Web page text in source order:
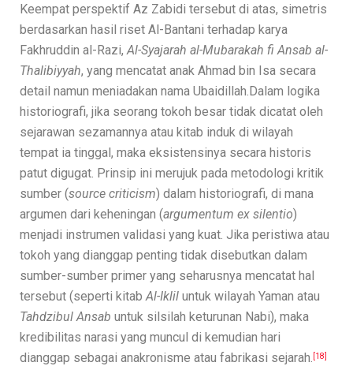
Keempat perspektif Az Zabidi tersebut di atas, simetris
berdasarkan hasil riset Al-Bantani terhadap karya
Fakhruddin al-Razi, Al-Syajarah al-Mubarakah fi Ansab al-
Thalibiyyah, yang mencatat anak Ahmad bin Isa secara
detail namun meniadakan nama Ubaidillah.Dalam logika
historiografi, jika seorang tokoh besar tidak dicatat oleh
sejarawan sezamannya atau kitab induk di wilayah
tempat ia tinggal, maka eksistensinya secara historis
patut digugat. Prinsip ini merujuk pada metodologi kritik
sumber (source criticism) dalam historiografi, di mana
argumen dari keheningan (argumentum ex silentio)
menjadi instrumen validasi yang kuat. Jika peristiwa atau
tokoh yang dianggap penting tidak disebutkan dalam
sumber-sumber primer yang seharusnya mencatat hal
tersebut (seperti kitab Al-Iklil untuk wilayah Yaman atau
Tahdzibul Ansab untuk silsilah keturunan Nabi), maka
kredibilitas narasi yang muncul di kemudian hari
dianggap sebagai anakronisme atau fabrikasi sejarah.
[18]